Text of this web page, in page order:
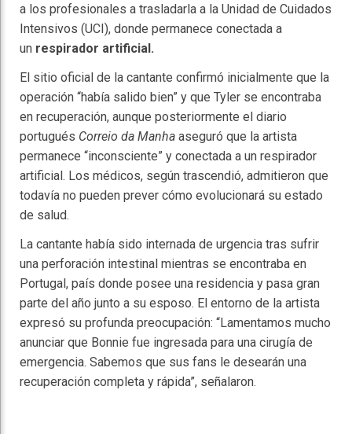
a los profesionales a trasladarla a la Unidad de Cuidados
Intensivos (UCI), donde permanece conectada a
un respirador artificial.
El sitio oficial de la cantante confirmó inicialmente que la
operación “había salido bien” y que Tyler se encontraba
en recuperación, aunque posteriormente el diario
portugués Correio da Manha aseguró que la artista
permanece “inconsciente” y conectada a un respirador
artificial. Los médicos, según trascendió, admitieron que
todavía no pueden prever cómo evolucionará su estado
de salud.
La cantante había sido internada de urgencia tras sufrir
una perforación intestinal mientras se encontraba en
Portugal, país donde posee una residencia y pasa gran
parte del año junto a su esposo. El entorno de la artista
expresó su profunda preocupación: “Lamentamos mucho
anunciar que Bonnie fue ingresada para una cirugía de
emergencia. Sabemos que sus fans le desearán una
recuperación completa y rápida”, señalaron.